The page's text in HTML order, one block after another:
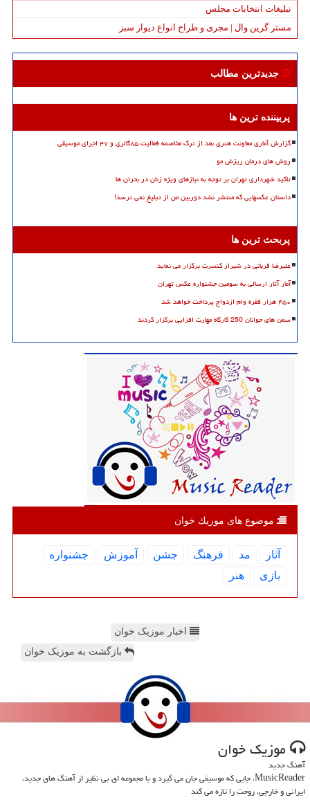
تبلیغات انتخابات مجلس
مستر گرین وال | مجری و طراح انواع دیوار سبز
جدیدترین مطالب
پربیننده ترین ها
گزارش آماری معاونت هنری بعد از ترک مخاصمه فعالیت ۸۵گالری و ۴۷ اجرای موسیقی
روش های درمان ریزش مو
تاکید شهرداری تهران بر توجه به نیازهای ویژه زنان در بحران ها
داستان عکسهایی که منتشر نشد دوربین من از تبلیغ نمی ترسد!
پربحث ترین ها
علیرضا قربانی در شیراز کنسرت برگزار می نماید
آمار آثار ارسالی به سومین جشنواره عکس تهران
۴۵۰ هزار فقره وام ازدواج پرداخت خواهد شد
سمن های جوانان 250 کارگاه مهارت افزایی برگزار کردند
موضوع های موزیك خوان
آثار مد فرهنگ جشن آموزش
جشنواره
بازی
هنر
اخبار موزیک خوان
بازگشت به موزیک خوان
موزیك خوان
آهنگ جدید
MusicReader، جایی که موسیقی جان می گیرد و با مجموعه ای بی نظیر از آهنگ های جدید،
ایرانی و خارجی، روحت را تازه می کند